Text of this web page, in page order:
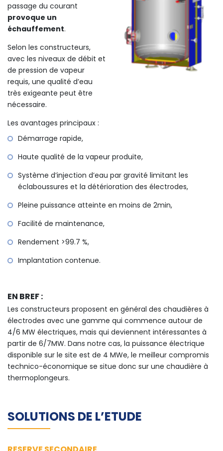
passage du courant
provoque un
échauffement.
Selon les constructeurs,
avec les niveaux de débit et
de pression de vapeur
requis, une qualité d’eau
très exigeante peut être
nécessaire.
Les avantages principaux :
Démarrage rapide,
Haute qualité de la vapeur produite,
Système d’injection d’eau par gravité limitant les
éclaboussures et la détérioration des électrodes,
Pleine puissance atteinte en moins de 2min,
Facilité de maintenance,
Rendement >99.7 %,
Implantation contenue.
EN BREF :
Les constructeurs proposent en général des chaudières à
électrodes avec une gamme qui commence autour de
4/6 MW électriques, mais qui deviennent intéressantes à
partir de 6/7MW. Dans notre cas, la puissance électrique
disponible sur le site est de 4 MWe, le meilleur compromis
technico-économique se situe donc sur une chaudière à
thermoplongeurs.
SOLUTIONS DE L’ETUDE